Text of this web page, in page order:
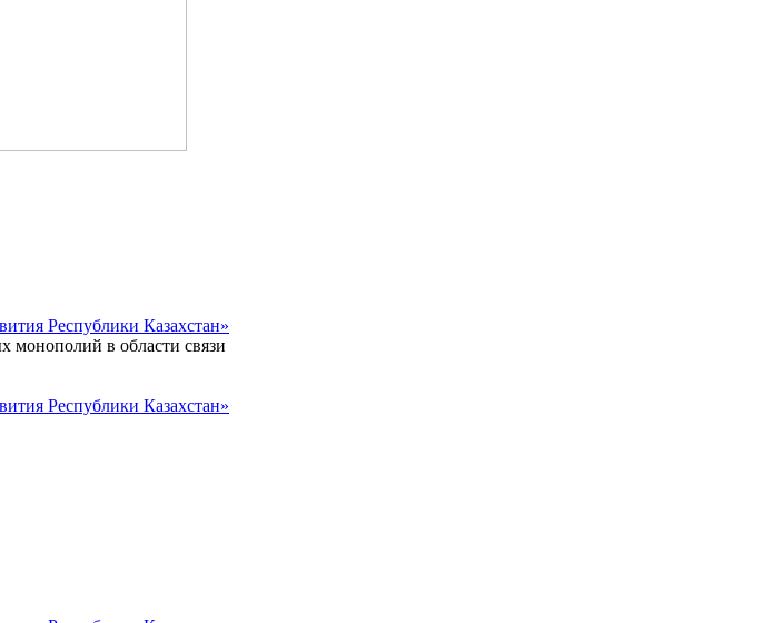
Республики Казахстан»
монополий в области связи
Республики Казахстан»